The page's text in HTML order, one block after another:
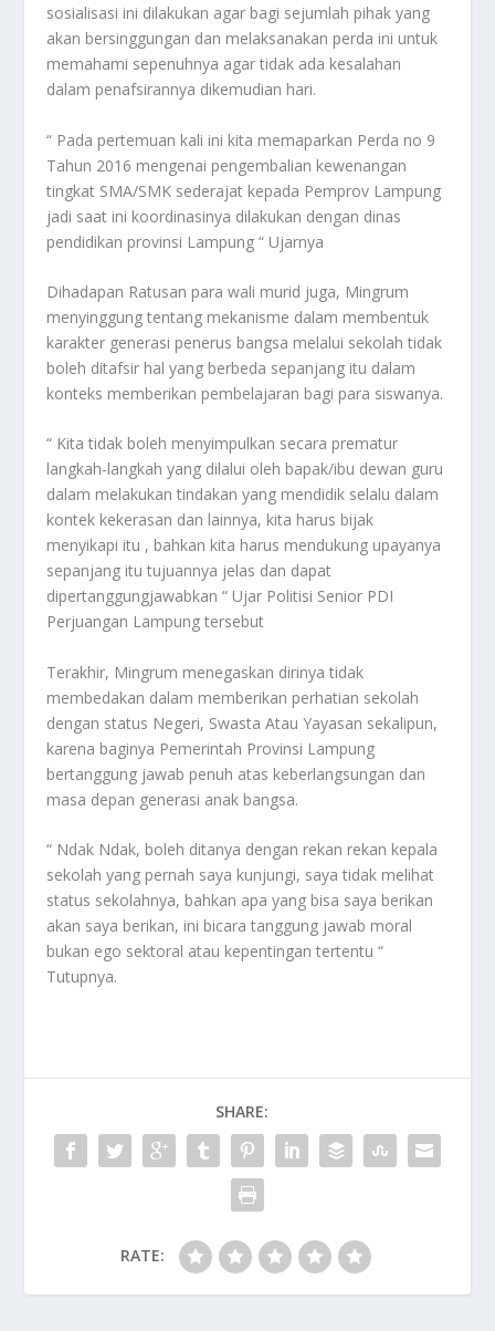
sosialisasi ini dilakukan agar bagi sejumlah pihak yang
akan bersinggungan dan melaksanakan perda ini untuk
memahami sepenuhnya agar tidak ada kesalahan
dalam penafsirannya dikemudian hari.
“ Pada pertemuan kali ini kita memaparkan Perda no 9
Tahun 2016 mengenai pengembalian kewenangan
tingkat SMA/SMK sederajat kepada Pemprov Lampung
jadi saat ini koordinasinya dilakukan dengan dinas
pendidikan provinsi Lampung “ Ujarnya
Dihadapan Ratusan para wali murid juga, Mingrum
menyinggung tentang mekanisme dalam membentuk
karakter generasi penerus bangsa melalui sekolah tidak
boleh ditafsir hal yang berbeda sepanjang itu dalam
konteks memberikan pembelajaran bagi para siswanya.
“ Kita tidak boleh menyimpulkan secara prematur
langkah-langkah yang dilalui oleh bapak/ibu dewan guru
dalam melakukan tindakan yang mendidik selalu dalam
kontek kekerasan dan lainnya, kita harus bijak
menyikapi itu , bahkan kita harus mendukung upayanya
sepanjang itu tujuannya jelas dan dapat
dipertanggungjawabkan “ Ujar Politisi Senior PDI
Perjuangan Lampung tersebut
Terakhir, Mingrum menegaskan dirinya tidak
membedakan dalam memberikan perhatian sekolah
dengan status Negeri, Swasta Atau Yayasan sekalipun,
karena baginya Pemerintah Provinsi Lampung
bertanggung jawab penuh atas keberlangsungan dan
masa depan generasi anak bangsa.
“ Ndak Ndak, boleh ditanya dengan rekan rekan kepala
sekolah yang pernah saya kunjungi, saya tidak melihat
status sekolahnya, bahkan apa yang bisa saya berikan
akan saya berikan, ini bicara tanggung jawab moral
bukan ego sektoral atau kepentingan tertentu “
Tutupnya.
SHARE:
RATE: